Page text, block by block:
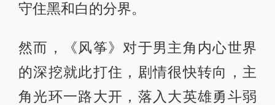
守住黑和白的分界。
然而，《风筝》对于男主角内心世界
的深挖就此打住，剧情很快转向，主
角光环一路大开，落入大英雄勇斗弱